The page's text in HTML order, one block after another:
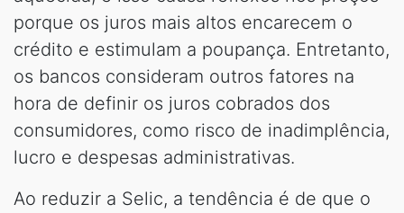
porque os juros mais altos encarecem o
crédito e estimulam a poupança. Entretanto,
os bancos consideram outros fatores na
hora de definir os juros cobrados dos
consumidores, como risco de inadimplência,
lucro e despesas administrativas.
Ao reduzir a Selic, a tendência é de que o